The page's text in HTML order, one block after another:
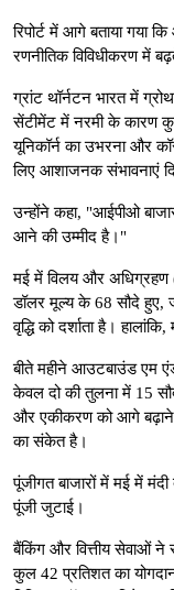
रिपोर्ट में आगे बताया गया
रणनीतिक विविधीकरण में
ग्रांट थॉर्नटन भारत में
सेंटीमेंट में नरमी के कारण
यूनिकॉर्न का उभरना और
लिए आशाजनक संभावनाएं
उन्होंने कहा, "आईपीओ
आने की उम्मीद है।"
मई में विलय और अधिग्रहण
डॉलर मूल्य के 68 सौदे हुए,
वृद्धि को दर्शाता है।
बीते महीने आउटबाउंड एम
केवल दो की तुलना में 15
और एकीकरण को आगे बढ़ाने
का संकेत है।
पूंजीगत बाजारों में मई में
पूंजी जुटाई।
बैंकिंग और वित्तीय सेवाओं
कुल 42 प्रतिशत का योगदान